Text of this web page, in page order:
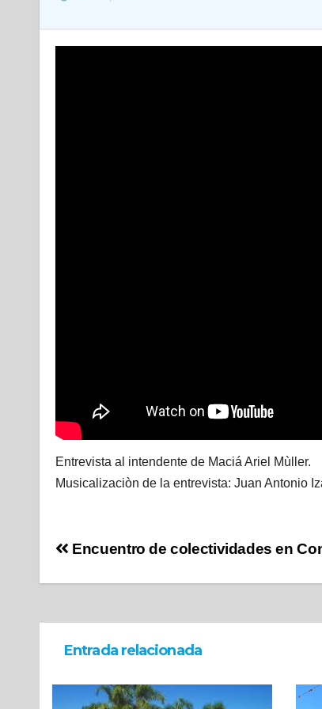
Entrevista al intendente de Maciá Ariel Mùller.
Musicalizaciòn de la entrevista: Juan Antonio
Encuentro de colectividades en
Entrada relacionada